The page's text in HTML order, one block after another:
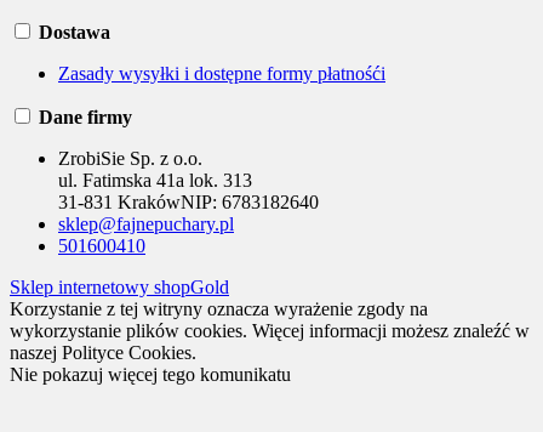
Dostawa
Zasady wysyłki i dostępne formy płatnośći
Dane firmy
ZrobiSie Sp. z o.o.
ul. Fatimska 41a lok. 313
31-831 KrakówNIP: 6783182640
sklep@fajnepuchary.pl
501600410
Sklep internetowy shopGold
Korzystanie z tej witryny oznacza wyrażenie zgody na
wykorzystanie plików cookies. Więcej informacji możesz znaleźć w
naszej Polityce Cookies.
Nie pokazuj więcej tego komunikatu